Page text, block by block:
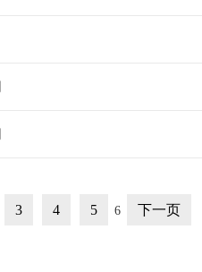
3 4 5 6 下一页